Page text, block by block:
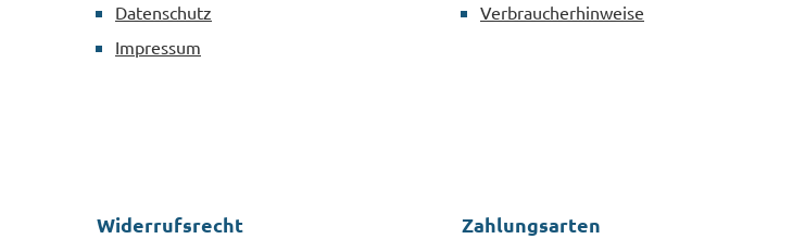
Datenschutz
Impressum
Verbraucherhinweise
Widerrufsrecht Zahlungsarten